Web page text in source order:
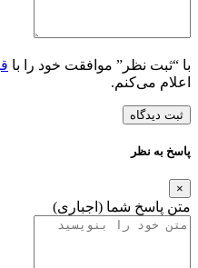
با “ثبت نظر” موافقت خود را با
اعلام می‌کنم.
ثبت دیدگاه
پاسخ به نظر
×
متن پاسخ شما (اجباری)